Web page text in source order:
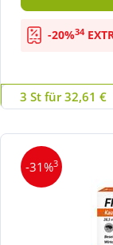
-20%34
3 St für 32,61 €
-31%3